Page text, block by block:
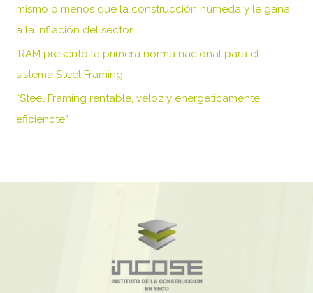
o
r
:
mismo o menos que la construcción húmeda y le gana
a la inflación del sector
IRAM presentó la primera norma nacional para el
sistema Steel Framing
“Steel Framing rentable, veloz y energeticamente
eficiencte”